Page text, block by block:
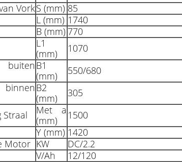
VorkS (mm) 85
L (mm) 1740
B (mm) 770
L1
(mm)
1070
B1
(mm)
550/680
B2
(mm)
305
Straal
Met a
(mm)
1500
Y (mm) 1420
Motor KW
DC/2.2
V/Ah 12/120